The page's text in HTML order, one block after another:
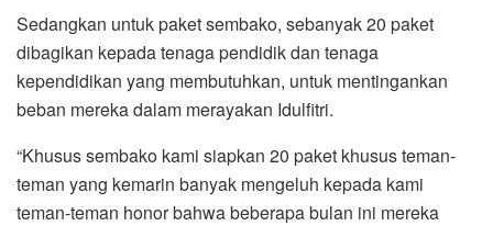
Sedangkan untuk paket sembako, sebanyak 20 paket
dibagikan kepada tenaga pendidik dan tenaga
kependidikan yang membutuhkan, untuk mentingankan
beban mereka dalam merayakan Idulfitri.
“Khusus sembako kami siapkan 20 paket khusus teman-
teman yang kemarin banyak mengeluh kepada kami
teman-teman honor bahwa beberapa bulan ini mereka